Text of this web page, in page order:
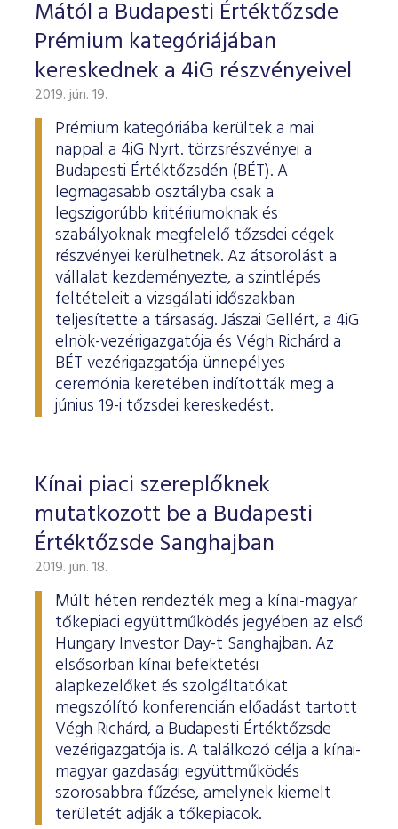
ESG Útmutató
Mától a Budapesti Értéktőzsde
Prémium kategóriájában
kereskednek a 4iG részvényeivel
2019. jún. 19.
Prémium kategóriába kerültek a mai
nappal a 4iG Nyrt. törzsrészvényei a
Budapesti Értéktőzsdén (BÉT). A
legmagasabb osztályba csak a
legszigorúbb kritériumoknak és
szabályoknak megfelelő tőzsdei cégek
részvényei kerülhetnek. Az átsorolást a
vállalat kezdeményezte, a szintlépés
feltételeit a vizsgálati időszakban
teljesítette a társaság. Jászai Gellért, a 4iG
elnök-vezérigazgatója és Végh Richárd a
BÉT vezérigazgatója ünnepélyes
ceremónia keretében indították meg a
június 19-i tőzsdei kereskedést.
Kínai piaci szereplőknek
mutatkozott be a Budapesti
Értéktőzsde Sanghajban
2019. jún. 18.
Múlt héten rendezték meg a kínai-magyar
tőkepiaci együttműködés jegyében az első
Hungary Investor Day-t Sanghajban. Az
elsősorban kínai befektetési
alapkezelőket és szolgáltatókat
megszólító konferencián előadást tartott
Végh Richárd, a Budapesti Értéktőzsde
vezérigazgatója is. A találkozó célja a kínai-
magyar gazdasági együttműködés
szorosabbra fűzése, amelynek kiemelt
területét adják a tőkepiacok.